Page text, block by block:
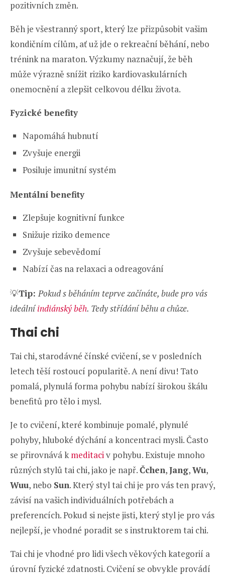
pozitivních změn.
Běh je všestranný sport, který lze přizpůsobit vašim
kondičním cílům, ať už jde o rekreační běhání, nebo
trénink na maraton. Výzkumy naznačují, že běh
může výrazně snížit riziko kardiovaskulárních
onemocnění a zlepšit celkovou délku života.
Fyzické benefity
Napomáhá hubnutí
Zvyšuje energii
Posiluje imunitní systém
Mentální benefity
Zlepšuje kognitivní funkce
Snižuje riziko demence
Zvyšuje sebevědomí
Nabízí čas na relaxaci a odreagování
💡Tip: Pokud s běháním teprve začínáte, bude pro vás
ideálníindiánský běh. Tedy střídání běhu a chůze.
Thai chi
Tai chi, starodávné čínské cvičení, se v posledních
letech těší rostoucí popularitě. A není divu! Tato
pomalá, plynulá forma pohybu nabízí širokou škálu
benefitů pro tělo i mysl.
Je to cvičení, které kombinuje pomalé, plynulé
pohyby, hluboké dýchání a koncentraci mysli. Často
se přirovnává kmeditaciv pohybu. Existuje mnoho
různých stylů tai chi, jako je např.Čchen,Jang,Wu,
Wuu, nebo Sun. Který styl tai chi je pro vás ten pravý,
závisí na vašich individuálních potřebách a
preferencích. Pokud si nejste jisti, který styl je pro vás
nejlepší, je vhodné poradit se s instruktorem tai chi.
Tai chi je vhodné pro lidi všech věkových kategorií a
úrovní fyzické zdatnosti. Cvičení se obvykle provádí